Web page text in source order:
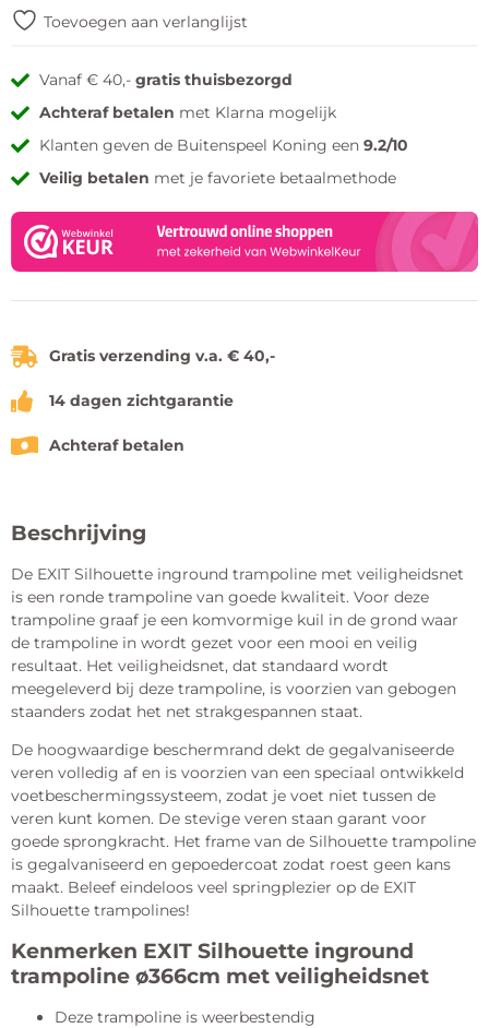
Toevoegen aan verlanglijst
Vanaf € 40,-gratis thuisbezorgd
Achteraf betalen met Klarna mogelijk
Klanten geven de Buitenspeel Koning een9.2/10
Veilig betalen met je favoriete betaalmethode
Gratis verzending v.a. € 40,-
14 dagen zichtgarantie
Achteraf betalen
Beschrijving
De EXIT Silhouette inground trampoline met veiligheidsnet
is een ronde trampoline van goede kwaliteit. Voor deze
trampoline graaf je een komvormige kuil in de grond waar
de trampoline in wordt gezet voor een mooi en veilig
resultaat. Het veiligheidsnet, dat standaard wordt
meegeleverd bij deze trampoline, is voorzien van gebogen
staanders zodat het net strakgespannen staat.
De hoogwaardige beschermrand dekt de gegalvaniseerde
veren volledig af en is voorzien van een speciaal ontwikkeld
voetbeschermingssysteem, zodat je voet niet tussen de
veren kunt komen. De stevige veren staan garant voor
goede sprongkracht. Het frame van de Silhouette trampoline
is gegalvaniseerd en gepoedercoat zodat roest geen kans
maakt. Beleef eindeloos veel springplezier op de EXIT
Silhouette trampolines!
Kenmerken EXIT Silhouette inground
trampoline ø366cm met veiligheidsnet
Deze trampoline is weerbestendig